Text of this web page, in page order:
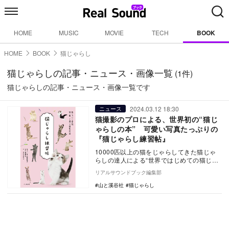
HOME MUSIC MOVIE TECH BOOK
HOME BOOK 猫じゃらし
猫じゃらしの記事・ニュース・画像一覧 (1件)
猫じゃらしの記事・ニュース・画像一覧です
ニュース 2024.03.12 18:30
猫撮影のプロによる、世界初の“猫じ
ゃらしの本” 可愛い写真たっぷりの
『猫じゃらし練習帖』
10000匹以上の猫をじゃらしてきた猫じゃ
らしの達人による“世界ではじめての猫じゃ
らしの本”、『猫じゃらし練習帖』（福田陽
子／猫…
リアルサウンドブック編集部
山と溪谷社
猫じゃらし